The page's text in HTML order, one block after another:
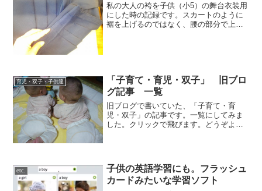
私の大人の袴を子供（小5）の舞台衣装用
にした時の記録です。スカートのように
裾を上げるのではなく、腰の部分で上げ
育児・双子・子供達
「子育て・育児・双子」 旧ブロ
グ記事 一覧
旧ブログで書いていた、「子育て・育
児・双子」の記事です。一覧にしてみま
した。クリックで飛びます。どうぞよろ
供の眼鏡代（治療用）をお財...
etc.
子供の英語学習にも。フラッシュ
カードみたいな学習ソフト